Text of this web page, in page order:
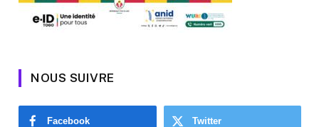
NOUS SUIVRE
Facebook Twitter